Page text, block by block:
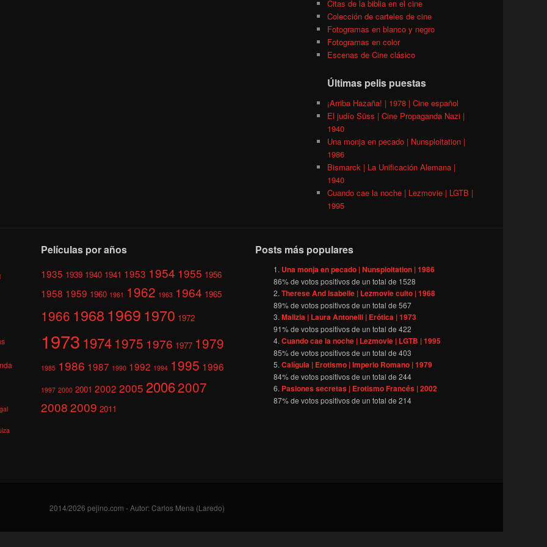
Citas de la biblia en el cine
Colección de carteles de cine
Fotogramas en blanco y negro
Fotogramas en color
Escenas de Cine clásico
Últimas pelis puestas
¡Arriba Hazaña! | 1978 | Cine español
El judío Süss | Cine Propaganda Nazi |
1940
Una monja en pecado | Nunsploitation |
1986
Bismarck | La Unificación Alemana |
1940
Cuando cae la noche | Lezmovie | LGTB |
1995
Películas por años
1935 1939 1940 1941 1953 1954 1955 1956
1958 1959 1960 1961 1962 1963 1964 1965
1966 1968 1969 1970 1972
1973 1974 1975 1976 1977 1979
1985 1986 1987 1990 1992 1994 1995 1996
1997 2000 2001 2002 2005 20062007
20082009 2011
Posts más populares
Una monja en pecado | Nunsploitation | 1986
86% de votos positivos de un total de 1528
Therese And Isabelle | Lezmovie culto | 1968
89% de votos positivos de un total de567
Malizia | Laura Antonelli | Erótica | 1973
91% de votos positivos de un total de422
Cuando cae la noche | Lezmovie | LGTB | 1995
85% de votos positivos de un total de403
Calígula | Erotismo | Imperio Romano | 1979
84% de votos positivos de un total de244
Pasiones secretas | Erotismo Francés | 2002
87% de votos positivos de un total de214
2014/2026 pejino.com - Autor: Carlos Mena (Laredo)